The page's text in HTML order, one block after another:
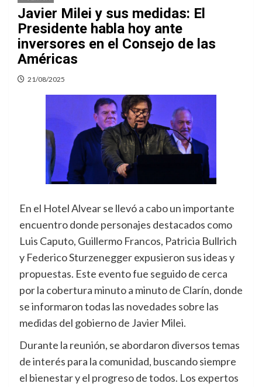
Javier Milei y sus medidas: El
Presidente habla hoy ante
inversores en el Consejo de las
Américas
21/08/2025
En el Hotel Alvear se llevó a cabo un importante
encuentro donde personajes destacados como
Luis Caputo, Guillermo Francos, Patricia Bullrich
y Federico Sturzenegger expusieron sus ideas y
propuestas. Este evento fue seguido de cerca
por la cobertura minuto a minuto de Clarín, donde
se informaron todas las novedades sobre las
medidas del gobierno de Javier Milei.
Durante la reunión, se abordaron diversos temas
de interés para la comunidad, buscando siempre
el bienestar y el progreso de todos. Los expertos